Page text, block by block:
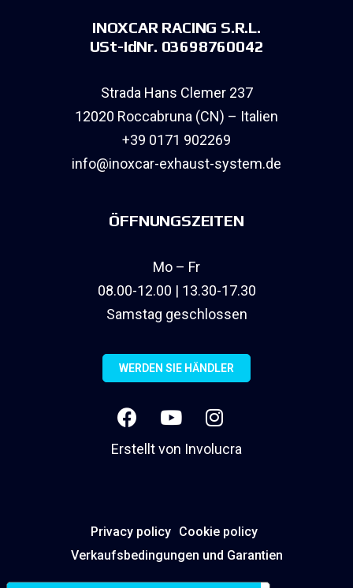
INOXCAR RACING S.R.L.
USt-IdNr. 03698760042
Strada Hans Clemer 237
12020 Roccabruna (CN) – Italien
+39 0171 902269
info@inoxcar-exhaust-system.de
ÖFFNUNGSZEITEN
Mo – Fr
08.00-12.00 | 13.30-17.30
Samstag geschlossen
WERDEN SIE HÄNDLER
Erstellt von Involucra
Privacy policy Cookie policy
Verkaufsbedingungen und Garantien